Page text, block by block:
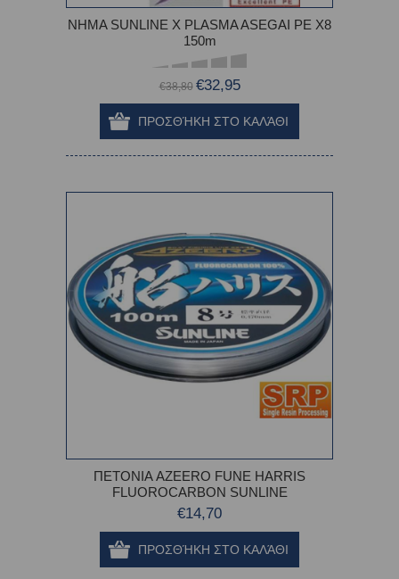
ΝΗΜΑ SUNLINE X PLASMA ASEGAI PE X8
150m
€38,80 €32,95
ΠΕΤΟΝΙΑ AZEERO FUNE HARRIS
FLUOROCARBON SUNLINE
€14,70